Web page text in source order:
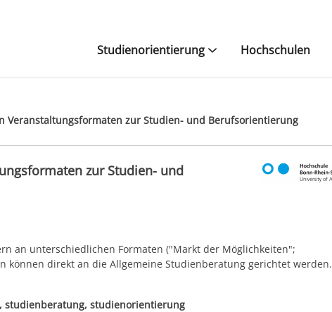
Studienorientierung Hochschulen
Veranstaltungsformaten zur Studien- und Berufsorientierung
zur Studien- und
an unterschiedlichen Formaten ("Markt der Möglichkeiten";
können direkt an die Allgemeine Studienberatung gerichtet werden.
studienberatung, studienorientierung